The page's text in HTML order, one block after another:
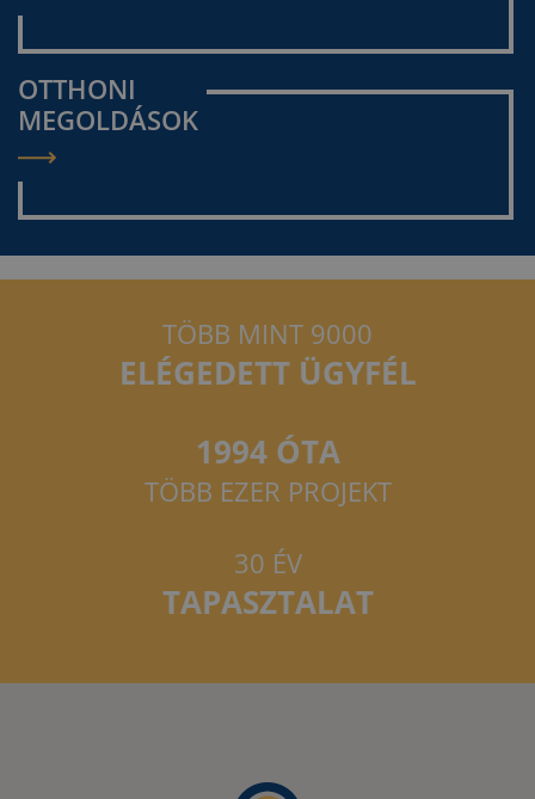
OTTHONI
MEGOLDÁSOK
TÖBB MINT 9000
ELÉGEDETT ÜGYFÉL
1994 ÓTA
TÖBB EZER PROJEKT
30 ÉV
TAPASZTALAT